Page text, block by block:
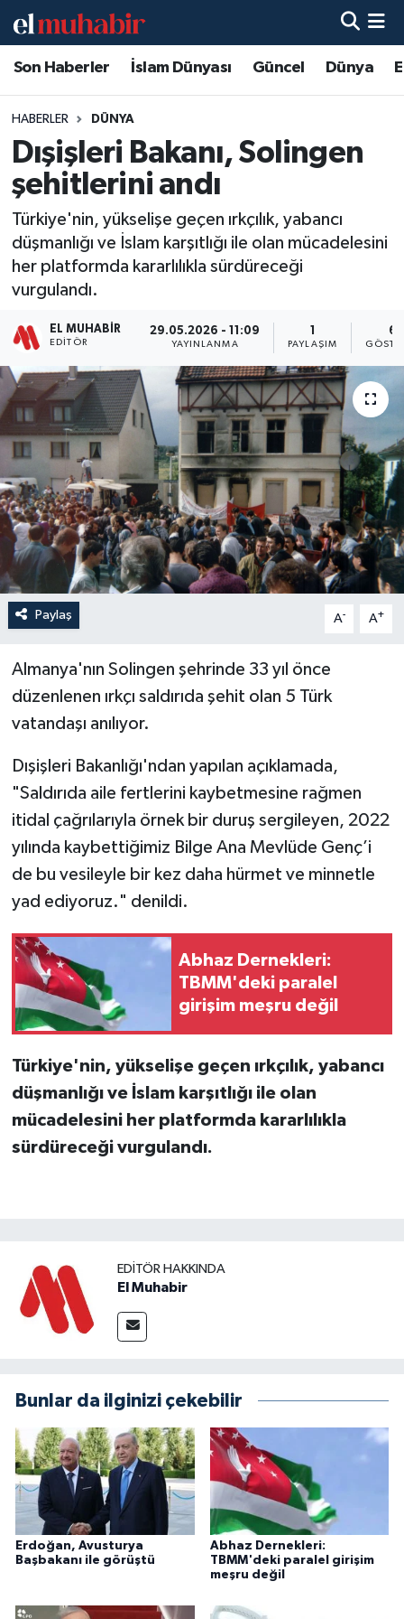
Son Haberler İslam Dünyası Güncel Dünya
HABERLER DÜNYA
Dışişleri Bakanı, Solingen
şehitlerini andı
Türkiye'nin, yükselişe geçen ırkçılık, yabancı
düşmanlığı ve İslam karşıtlığı ile olan mücadelesini
her platformda kararlılıkla sürdüreceği
vurgulandı.
EL MUHABIR
EDITÖR
29.05.2026 - 11:09
YAYINLANMA PAYLAŞIM
6
Paylaş A- A+
Almanya'nın Solingen şehrinde 33 yıl önce
düzenlenen ırkçı saldırıda şehit olan 5 Türk
vatandaşı anılıyor.
Dışişleri Bakanlığı'ndan yapılan açıklamada,
"Saldırıda aile fertlerini kaybetmesine rağmen
itidal çağrılarıyla örnek bir duruş sergileyen, 2022
yılında kaybettiğimiz Bilge Ana Mevlüde Genç’i
de bu vesileyle bir kez daha hürmet ve minnetle
yad ediyoruz." denildi.
Abhaz Dernekleri:
TBMM'deki paralel
girişim meşru değil
Türkiye'nin, yükselişe geçen ırkçılık, yabancı
düşmanlığı ve İslam karşıtlığı ile olan
mücadelesini her platformda kararlılıkla
sürdüreceği vurgulandı.
EDITÖR HAKKINDA
El Muhabir
Bunlar da ilginizi çekebilir
Erdoğan, Avusturya
Başbakanı ile görüştü
Abhaz Dernekleri:
TBMM'deki paralel girişim
meşru değil
Hava Durumu
Trafik Durumu
Süper Lig Puan Durumu ve Fikstür
Son Dakika Haberleri
Haber Arşivi